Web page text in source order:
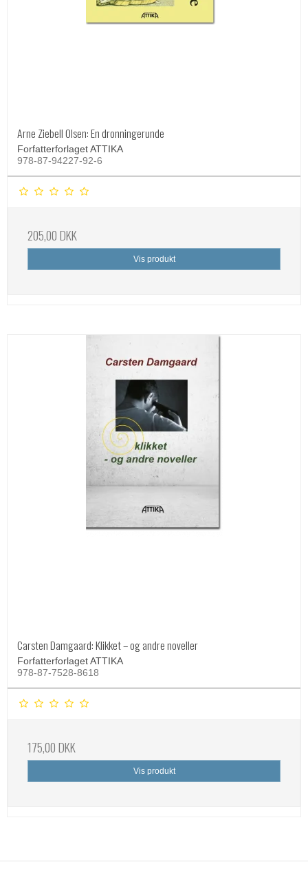
Arne Ziebell Olsen: En dronningerunde
Forfatterforlaget ATTIKA
978-87-94227-92-6
205,00 DKK
Vis produkt
Carsten Damgaard: Klikket – og andre noveller
Forfatterforlaget ATTIKA
978-87-7528-8618
175,00 DKK
Vis produkt